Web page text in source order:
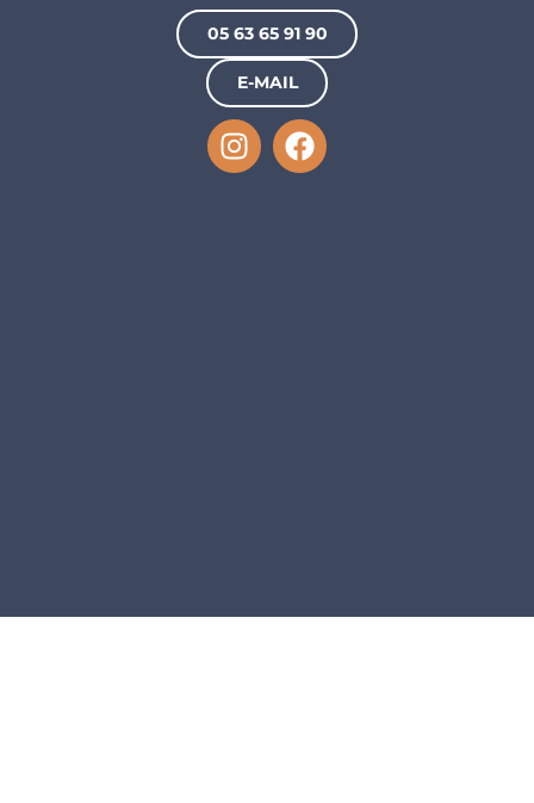
05 63 65 91 90
E-MAIL